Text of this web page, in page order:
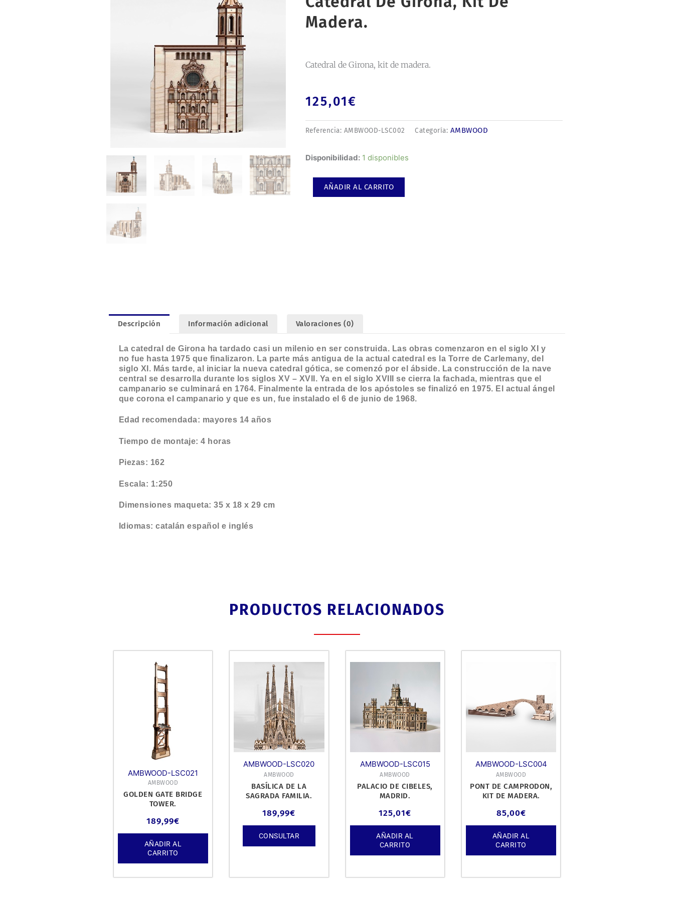
Madera.
Catedral de Girona, kit de madera.
125,01€
Referencia: AMBWOOD-LSC002 Categoría: AMBWOOD
Disponibilidad: 1 disponibles
Catedral
Girona,
AÑADIR AL CARRITO
Descripción Información adicional Valoraciones (0)
La catedral de Girona ha tardado casi un milenio en ser construida. Las obras comenzaron en el siglo XI y
no fue hasta 1975 que finalizaron. La parte más antigua de la actual catedral es la Torre de Carlemany, del
siglo XI. Más tarde, al iniciar la nueva catedral gótica, se comenzó por el ábside. La construcción de la nave
central se desarrolla durante los siglos XV – XVII. Ya en el siglo XVIII se cierra la fachada, mientras que el
campanario se culminará en 1764. Finalmente la entrada de los apóstoles se finalizó en 1975. El actual ángel
que corona el campanario y que es un, fue instalado el 6 de junio de 1968.
Edad recomendada: mayores 14 años
Tiempo de montaje: 4 horas
Piezas: 162
Escala: 1:250
Dimensiones maqueta: 35 x 18 x 29 cm
Idiomas: catalán español e inglés
PRODUCTOS RELACIONADOS
AMBWOOD-LSC021
AMBWOOD
GOLDEN GATE BRIDGE
TOWER.
189,99€
AÑADIR AL
CARRITO
AMBWOOD-LSC020
AMBWOOD
BASÍLICA DE LA
SAGRADA FAMILIA.
189,99€
CONSULTAR
AMBWOOD-LSC015
AMBWOOD
PALACIO DE CIBELES,
MADRID.
125,01€
AÑADIR AL
CARRITO
AMBWOOD-LSC004
AMBWOOD
PONT DE CAMPRODON,
KIT DE MADERA.
85,00€
AÑADIR AL
CARRITO